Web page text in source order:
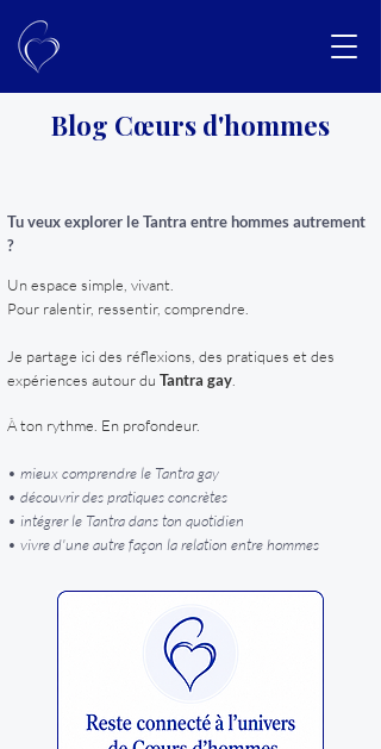
Blog Cœurs d'hommes
Tu veux explorer le Tantra entre hommes autrement
?
Un espace simple, vivant.
Pour ralentir, ressentir, comprendre.
Je partage ici des réflexions, des pratiques et des
expériences autour du Tantra gay
À ton rythme. En profondeur.
• mieux comprendre le Tantra gay
• découvrir des pratiques concrètes
• intégrer le Tantra dans ton quotidien
• vivre d'une autre façon la relation entre hommes